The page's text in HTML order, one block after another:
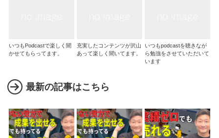
いつもPodcastで楽しく聞
かせてもらってます。
充実したコンテンツが沢山
あって楽しく聞いてます。
いつもpodcastを聴きなが
ら勉強をさせていただいて
います
最新の記事はこちら